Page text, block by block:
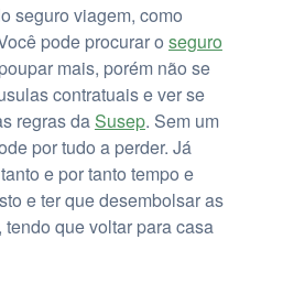
seguro viagem, como
pode procurar o seguro
mais, porém não se
contratuais e ver se
regras daSusep. Sem um
por tudo a perder. Já
e por tanto tempo e
e ter que desembolsar as
que voltar para casa